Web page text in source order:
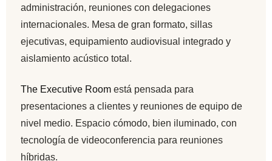
administración, reuniones con delegaciones
internacionales. Mesa de gran formato, sillas
ejecutivas, equipamiento audiovisual integrado y
aislamiento acústico total.
The Executive Room está pensada para
presentaciones a clientes y reuniones de equipo de
nivel medio. Espacio cómodo, bien iluminado, con
tecnología de videoconferencia para reuniones
híbridas.